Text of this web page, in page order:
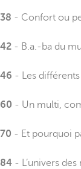
38 - Confort ou
42 - B.a.-ba du
46 - Les
60 - Un multi,
70 - Et pourquoi
84 - L’univers